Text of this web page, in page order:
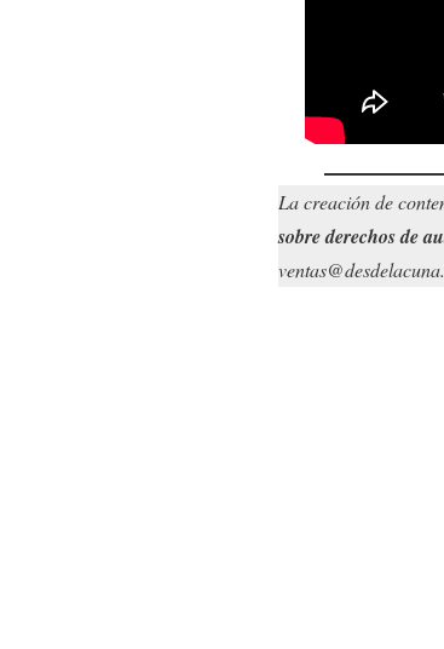
La creación de
sobre derechos de